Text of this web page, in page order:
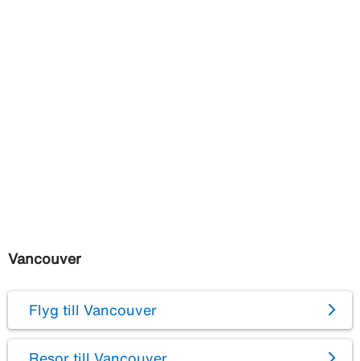
Vancouver
Flyg till Vancouver
Resor till Vancouver